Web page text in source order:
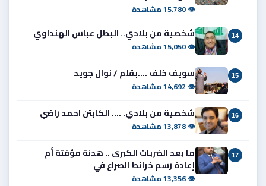
👁 15,780 مشاهدة
14 شخصية من بلادي.. البطل عباس الهنداوي
👁 15,050 مشاهدة
15 سويف خلف ....بقلم / نوال جويد
👁 14,692 مشاهدة
16 شخصية من بلادي. .... الكابتن احمد راضي
👁 13,878 مشاهدة
17
ما بعد الضربات الكبرى .. هدنة مؤقتة أم
إعادة رسم خرائط الصراع في
👁 13,356 مشاهدة